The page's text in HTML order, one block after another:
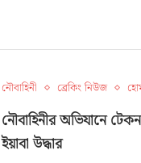
নৌবাহিনী ব্রেকিং নিউজ
নৌবাহিনীর অভিযানে
ইয়াবা উদ্ধার